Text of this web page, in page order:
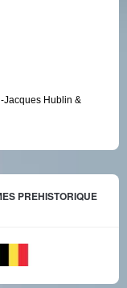
Jacques Hublin &
PREHISTORIQUE